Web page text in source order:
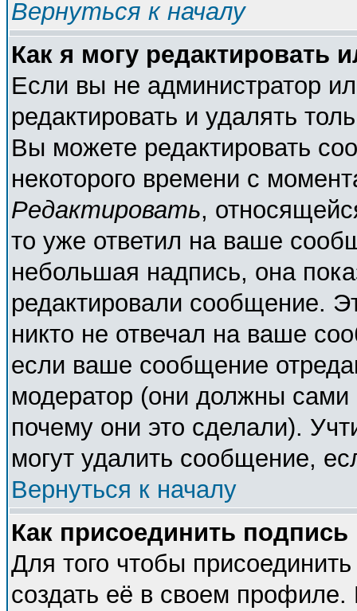
Вернуться к началу
Как я могу редактировать
Если вы не администратор
редактировать и удалять
Вы можете редактировать
некоторого времени с
Редактировать,
то уже ответил на ваше
небольшая надпись, она
редактировали сообщение.
никто не отвечал на ваше
если ваше сообщение
модератор (они должны сами
почему они это сделали).
могут удалить сообщение,
Вернуться к началу
Как присоединить
Для того чтобы
создать её в своем